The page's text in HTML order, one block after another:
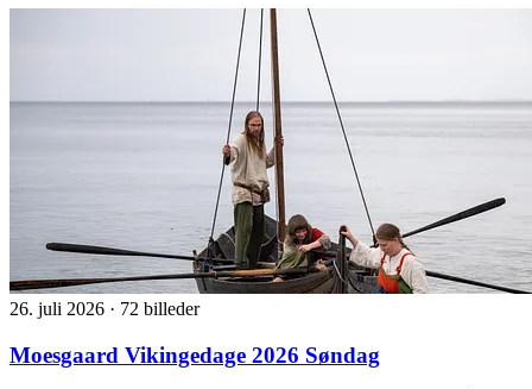
26. juli 2026 · 72 billeder
Moesgaard Vikingedage 2026 Søndag